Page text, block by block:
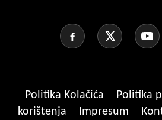
Politika Kolačića Politika
korištenja
Impresum